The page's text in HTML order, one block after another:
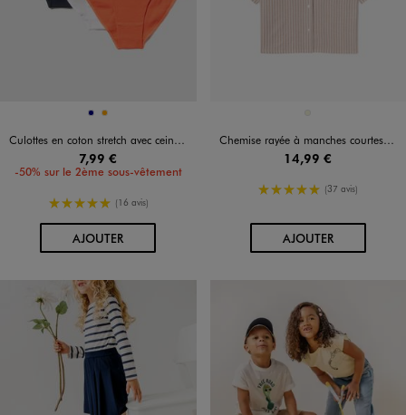
Disponible en 2 coloris
MARINEORANGE
Culottes en coton stretch avec ceinture à motifs fille (lot de 3)
7,99 €
-50% sur le 2ème sous-vêtement
5/5 de moyenne
(16 avis)
AJOUTERAU PANIER
Chemise rayée à manches courtes fille
14,99 €
5/5 de moyenne
(37 avis)
AJOUTERAU PANIER